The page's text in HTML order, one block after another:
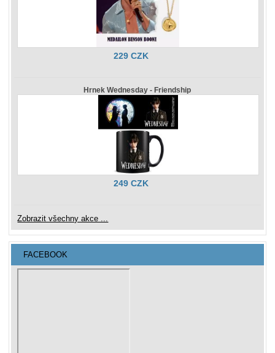
229 CZK
Hrnek Wednesday - Friendship
249 CZK
Zobrazit všechny akce ...
FACEBOOK